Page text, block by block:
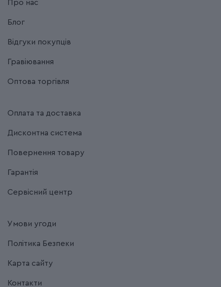
Про нас
Блог
Відгуки покупців
Гравіювання
Оптова торгівля
Оплата та доставка
Дисконтна система
Повернення товару
Гарантія
Сервісний центр
Умови угоди
Політика Безпеки
Карта сайту
Контакти